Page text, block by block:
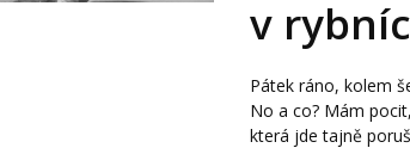
v
Pátek ráno, kolem
No a co? Mám
která jde tajně